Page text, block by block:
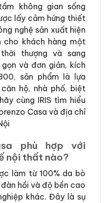
không gian sống
lấy cảm hứng thiết
nghệ sản xuất hiện
khách hàng một
thượng và sang
và đơn giản, kích
sản phẩm là lựa
hộ, nhà phố, biệt
cùng IRIS tìm hiểu
Casa và địa chỉ
phù hợp với
nội thất nào?
làm từ 100% da bò
hồi và độ bền cao
khác. Đây là sự